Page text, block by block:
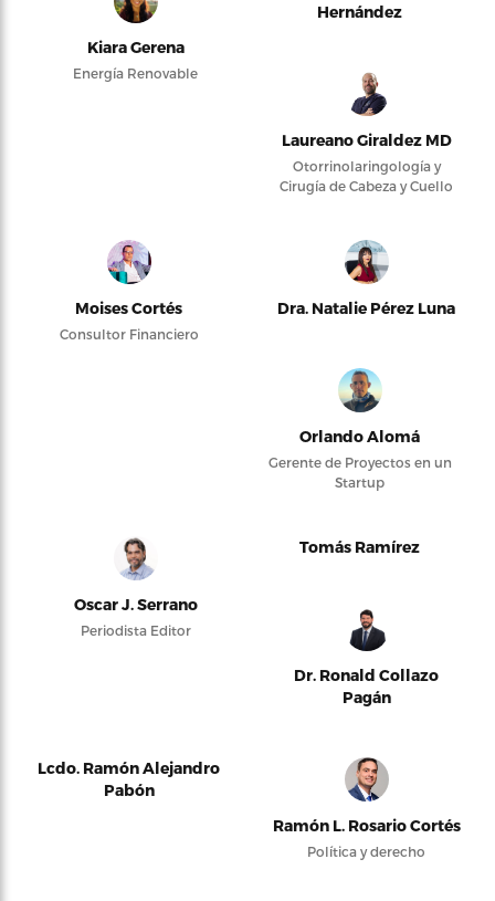
Kiara Gerena
Energía Renovable
Hernández
Laureano Giraldez MD
Otorrinolaringología y
Cirugía de Cabeza y Cuello
Moises Cortés
Consultor Financiero
Dra. Natalie Pérez Luna
Orlando Alomá
Gerente de Proyectos en un
Startup
Oscar J. Serrano
Periodista Editor
Tomás Ramírez
Dr. Ronald Collazo
Pagán
Lcdo. Ramón Alejandro
Pabón
Ramón L. Rosario Cortés
Política y derecho